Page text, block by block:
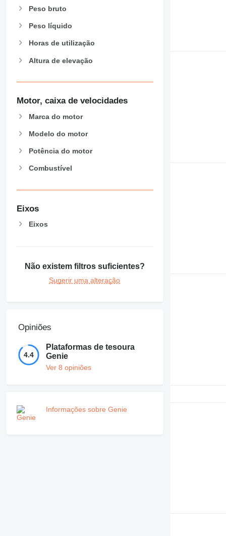
Peso bruto
Peso líquido
Horas de utilização
Altura de elevação
Motor, caixa de velocidades
Marca do motor
Modelo do motor
Potência do motor
Combustível
Eixos
Eixos
Não existem filtros suficientes?
Sugerir uma alteração
Opiniões
4.4
Plataformas de tesoura
Genie
Ver 8 opiniões
Informações sobre Genie